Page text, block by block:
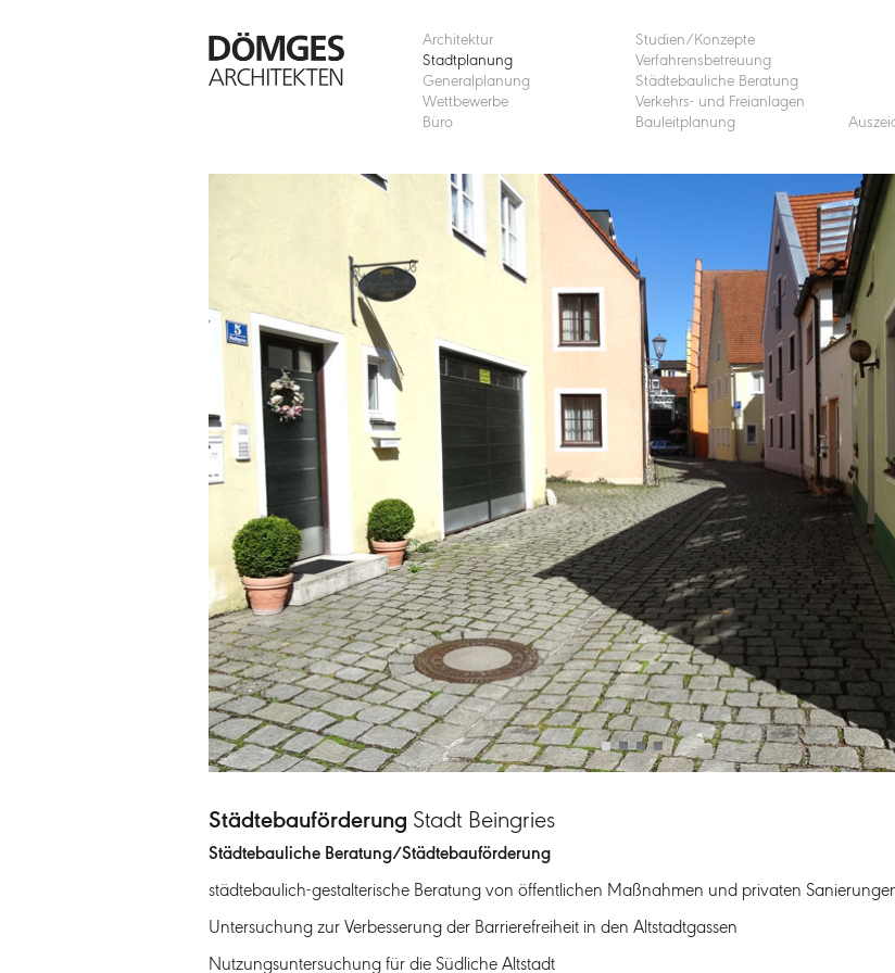
Architektur
Stadtplanung
Generalplanung
Wettbewerbe
Büro
Studien/Konzepte
Verfahrensbetreuung
Städtebauliche Beratung
Verkehrs- und Freianlagen
Bauleitplanung
Städtebauförderung Stadt Beingries
Städtebauliche Beratung/Städtebauförderung
städtebaulich-gestalterische Beratung von öffentlichen Maßnahmen und privaten
Untersuchung zur Verbesserung der Barrierefreiheit in den Altstadtgassen
Nutzungsuntersuchung für die Südliche Altstadt